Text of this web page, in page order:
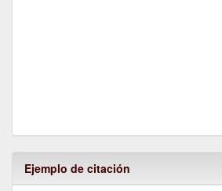
Ejemplo de citación